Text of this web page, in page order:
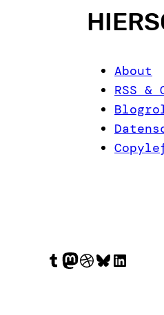
About
RSS &
Tumblr Mastodon Dribbble Bluesky LinkedIn